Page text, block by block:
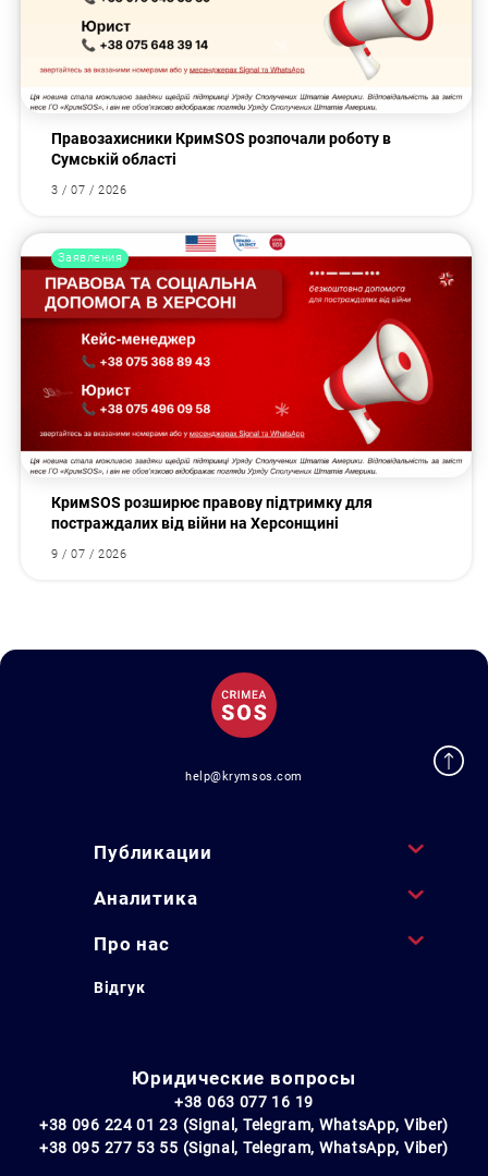
Правозахисники КримSOS розпочали роботу в
Сумській області
3 / 07 / 2026
Заявления
КримSOS розширює правову підтримку для
постраждалих від війни на Херсонщині
9 / 07 / 2026
help@krymsos.com
Публикации
Аналитика
Про нас
Відгук
Юридические вопросы
+38 063 077 16 19
+38 096 224 01 23 (Signal, Telegram, WhatsApp, Viber)
+38 095 277 53 55 (Signal, Telegram, WhatsApp, Viber)